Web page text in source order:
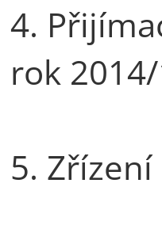
4.
rok
5.